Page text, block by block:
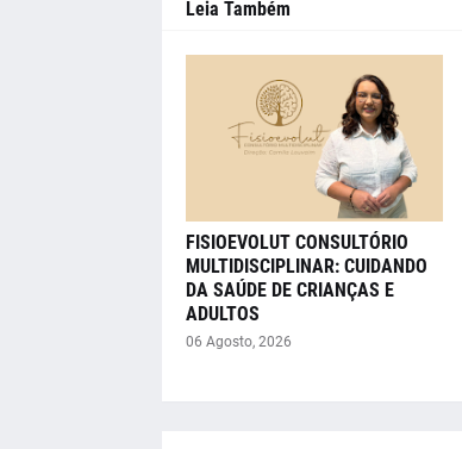
Leia Também
FISIOEVOLUT CONSULTÓRIO
MULTIDISCIPLINAR: CUIDANDO
DA SAÚDE DE CRIANÇAS E
ADULTOS
06 Agosto, 2026